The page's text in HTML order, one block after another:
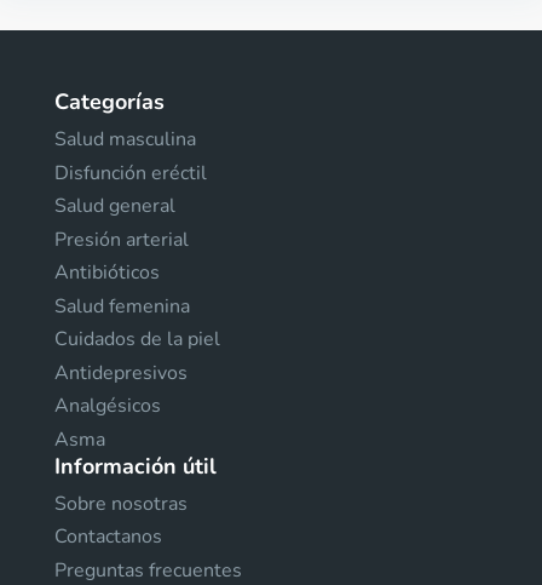
Categorías
Salud masculina
Disfunción eréctil
Salud general
Presión arterial
Antibióticos
Salud femenina
Cuidados de la piel
Antidepresivos
Analgésicos
Asma
Información útil
Sobre nosotras
Contactanos
Preguntas frecuentes